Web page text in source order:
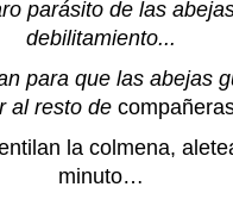
parásito de las
debilitamiento...
para que las abejas
al resto de
la colmena,
minuto…